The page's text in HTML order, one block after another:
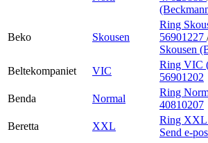
Beko Skousen
Ring
56901227
Skousen
Beltekompaniet
VIC
Ring VIC
56901202
Benda
Normal
Ring
40810207
Beretta
XXL
Ring XXL
Send e-